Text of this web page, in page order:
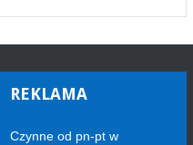
REKLAMA
Czynne od pn-pt w